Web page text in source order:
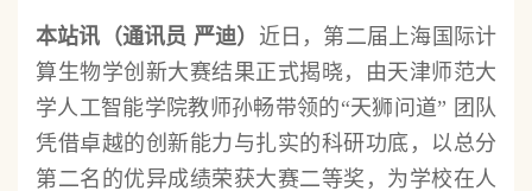
本站讯（通讯员 严迪） 近日，第二届上海国际计
算生物学创新大赛结果正式揭晓，由天津师范大
学人工智能学院教师孙畅带领的“天狮问道” 团队
凭借卓越的创新能力与扎实的科研功底，以总分
第二名的优异成绩荣获大赛二等奖，为学校在人